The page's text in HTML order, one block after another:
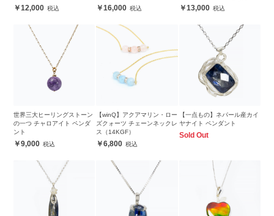
12,000 16,000 13,000
世界三大ヒーリングストーン
の一つ チャロアイト ペンダ
ント
9,000
【winQ】アクアマリン・ロー
ズクォーツ チェーンネックレ
ス（14KGF）
6,800
【一点もの】ネパール産カイ
ヤナイト ペンダント
Sold Out